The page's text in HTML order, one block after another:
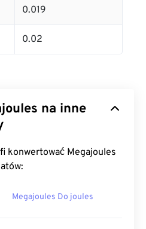
0.019
0.02
na inne
konwertować Megajoules
Megajoules Do joules